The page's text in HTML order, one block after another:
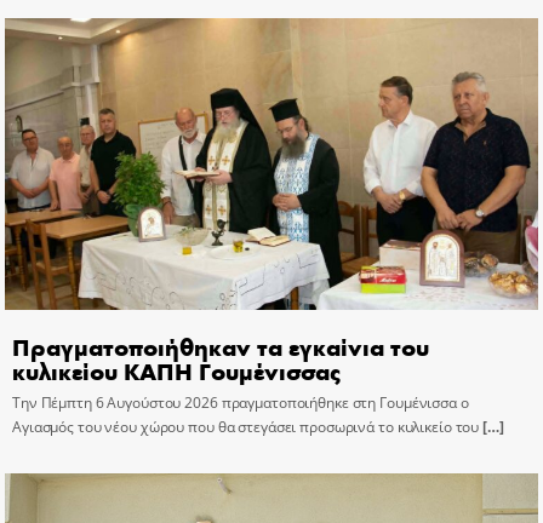
Πραγματοποιήθηκαν τα εγκαίνια του
κυλικείου ΚΑΠΗ Γουμένισσας
Την Πέμπτη 6 Αυγούστου 2026 πραγματοποιήθηκε στη Γουμένισσα ο
Αγιασμός του νέου χώρου που θα στεγάσει προσωρινά το κυλικείο του[…]